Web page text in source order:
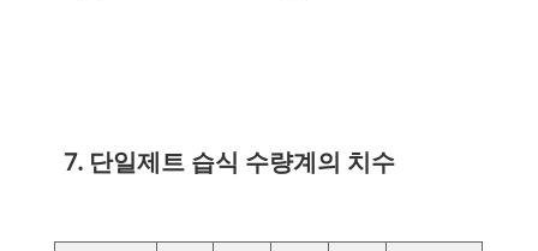
7. 단일제트 습식 수량계의 치수